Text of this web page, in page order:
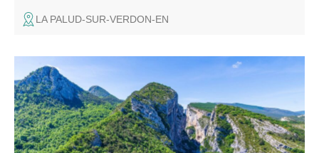
LA PALUD-SUR-VERDON-EN
Point Sublime is one of the most picturesque views of the
Verdon Gorge. The viewpoint is on the right bank,
downstream from the village of Rougon.